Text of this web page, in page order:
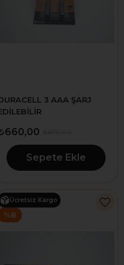
3 AAA ŞARJ
Sepete Ekle
Ücretsiz Kargo
%8